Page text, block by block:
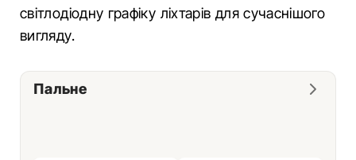
світлодіодну графіку ліхтарів для сучаснішого
вигляду.
Пальне